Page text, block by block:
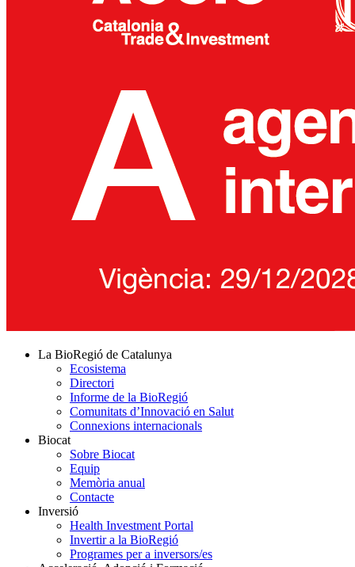
La BioRegió de Catalunya
Ecosistema
Directori
Informe de la BioRegió
Comunitats d’Innovació en Salut
Connexions internacionals
Biocat
Sobre Biocat
Equip
Memòria anual
Contacte
Inversió
Health Investment Portal
Invertir a la BioRegió
Programes per a inversors/es